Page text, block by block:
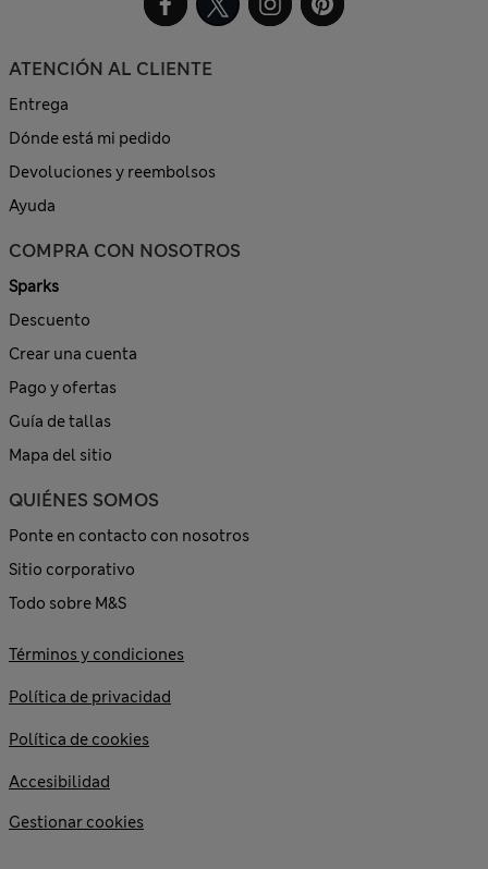
ATENCIÓN AL CLIENTE
Entrega
Dónde está mi pedido
Devoluciones y reembolsos
Ayuda
COMPRA CON NOSOTROS
Sparks
Descuento
Crear una cuenta
Pago y ofertas
Guía de tallas
Mapa del sitio
QUIÉNES SOMOS
Ponte en contacto con nosotros
Sitio corporativo
Todo sobre M&S
Términos y condiciones
Política de privacidad
Política de cookies
Accesibilidad
Gestionar cookies